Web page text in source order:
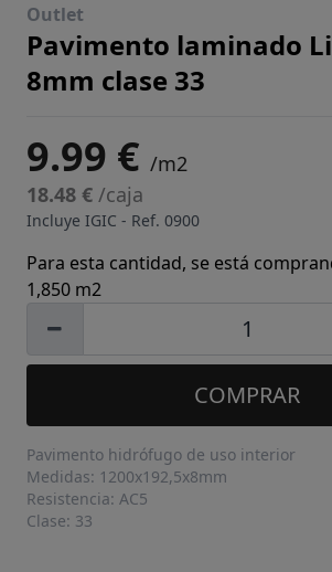
Outlet
Pavimento laminado
8mm clase 33
9.99 € /m2
18.48 € /caja
Incluye IGIC - Ref. 0900
Para esta cantidad, se está
1,850 m2
COMPRAR
Pavimento hidrófugo de uso interior
Medidas: 1200x192,5x8mm
Resistencia: AC5
Clase: 33